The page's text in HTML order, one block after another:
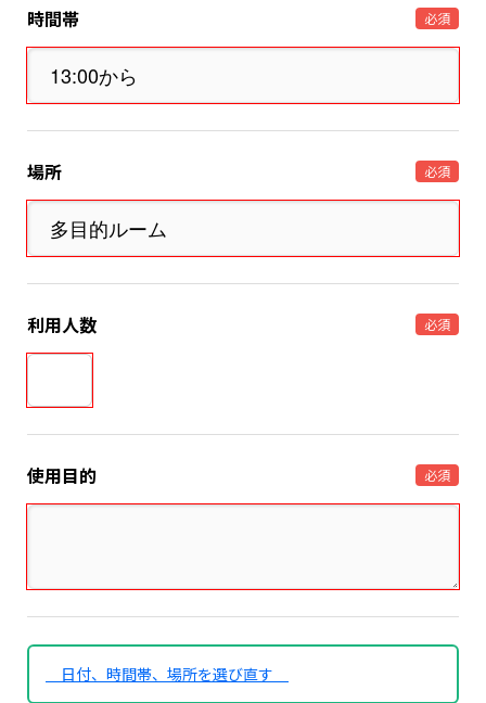
時間帯 必須
場所 必須
利用人数 必須
使用目的 必須
日付、時間帯、場所を選び直す